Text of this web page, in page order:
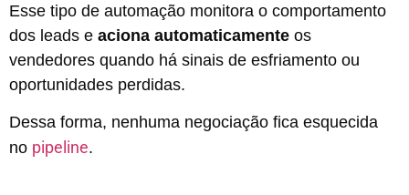
Esse tipo de automação monitora o comportamento
dos leads e aciona automaticamente os
vendedores quando há sinais de esfriamento ou
oportunidades perdidas.
Dessa forma, nenhuma negociação fica esquecida
no pipeline.